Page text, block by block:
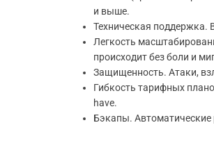
и выше.
Техническая поддержка.
Легкость
происходит без боли и
Защищенность. Атаки,
Гибкость тарифных
have.
Бэкапы. Автоматические